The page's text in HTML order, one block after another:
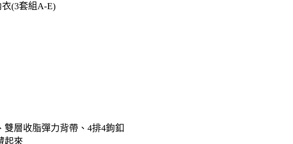
(3套組A-E)
層收脂彈力背帶、4排4鉤釦
起來